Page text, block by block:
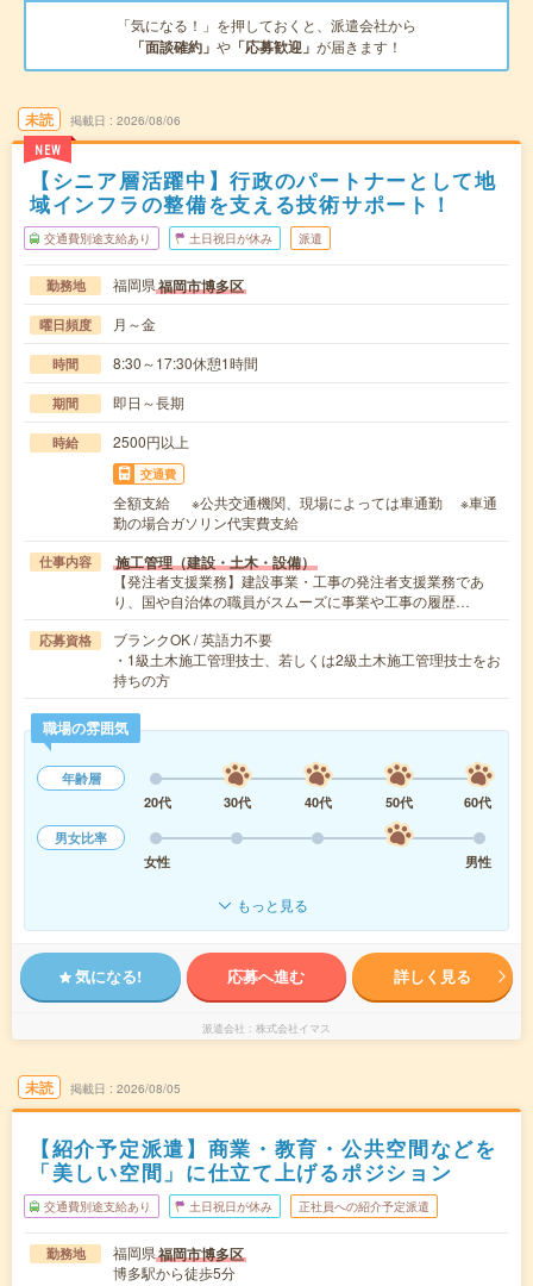
「気になる！」を押しておくと、派遣会社から
「面談確約」 や 「応募歓迎」 が届きます！
未読
NEW
掲載日 2026/08/06
【シニア層活躍中】行政のパートナーとして地
域インフラの整備を支える技術サポート！
交通費別途支給あり 土日祝日が休み 派遣
勤務地 福岡県福岡市博多区
曜日頻度 月～金
時間 8:30～17:30休憩1時間
期間 即日～長期
時給 2500円以上
交通費
全額支給 ※公共交通機関、現場によっては車通勤 ※車通
勤の場合ガソリン代実費支給
仕事内容 施工管理（建設・土木・設備）
【発注者支援業務】建設事業・工事の発注者支援業務であ
り、国や自治体の職員がスムーズに事業や工事の履歴…
応募資格
ブランクOK / 英語力不要
・1級土木施工管理技士、若しくは2級土木施工管理技士をお
持ちの方
職場の雰囲気
年齢層
20代
30代 40代 50代
60代
男女比率
女性
男性
もっと見る
気になる! 応募へ進む 詳しく見る
派遣会社 株式会社イマス
未読 掲載日 2026/08/05
【紹介予定派遣】商業・教育・公共空間などを
「美しい空間」に仕立て上げるポジション
交通費別途支給あり 土日祝日が休み 正社員への紹介予定派遣
勤務地 福岡県福岡市博多区
博多駅から徒歩5分